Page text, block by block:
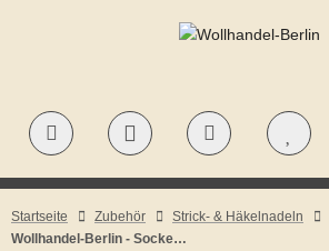
Startseite Zubehör Strick- & Häkelnadeln
Wollhandel-Berlin - Sockenbrett "Blumen" XS 34-35 Erwachsene